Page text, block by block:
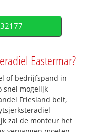
Eastermar?
of bedrijfspand in
snel mogelijk
Friesland belt,
zal de monteur het